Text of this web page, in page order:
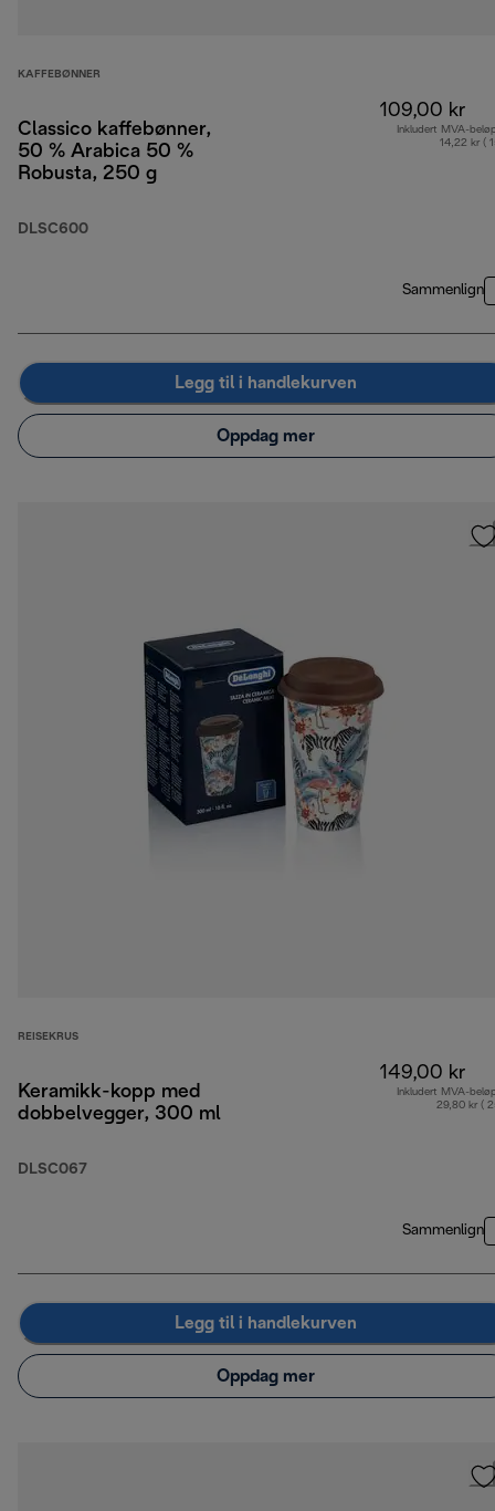
KAFFEBØNNER
Classico kaffebønner,
50 % Arabica 50 %
Robusta, 250 g
DLSC600
109,00 kr
Inkludert MVA-
14,22 kr (
Sammenlign
Legg til i handlekurven
Oppdag mer
REISEKRUS
Keramikk-kopp med
dobbelvegger, 300 ml
DLSC067
149,00 kr
Inkludert MVA-
29,80 kr (
Sammenlign
Legg til i handlekurven
Oppdag mer